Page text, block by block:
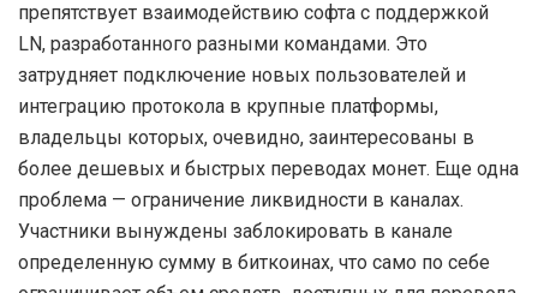
препятствует взаимодействию софта с поддержкой
LN, разработанного разными командами. Это
затрудняет подключение новых пользователей и
интеграцию протокола в крупные платформы,
владельцы которых, очевидно, заинтересованы в
более дешевых и быстрых переводах монет. Еще одна
проблема — ограничение ликвидности в каналах.
Участники вынуждены заблокировать в канале
определенную сумму в биткоинах, что само по себе